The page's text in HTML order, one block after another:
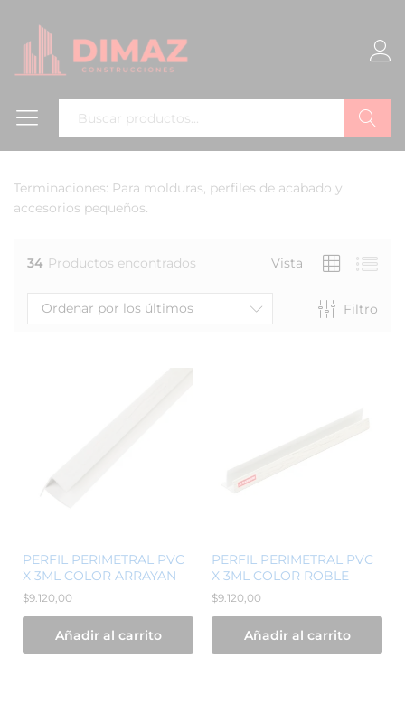
Buscar
Terminaciones: Para molduras, perfiles de acabado y
accesorios pequeños.
34 Productos encontrados Vista
Filtro
Ordenar por los últimos
PERFIL PERIMETRAL PVC
X 3ML COLOR ARRAYAN
$9.120,00
Añadir al carrito
PERFIL PERIMETRAL PVC
X 3ML COLOR ROBLE
$9.120,00
Añadir al carrito